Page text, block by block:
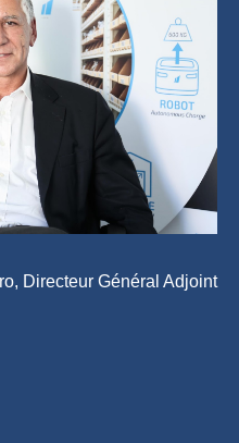
Directeur Général Adjoint